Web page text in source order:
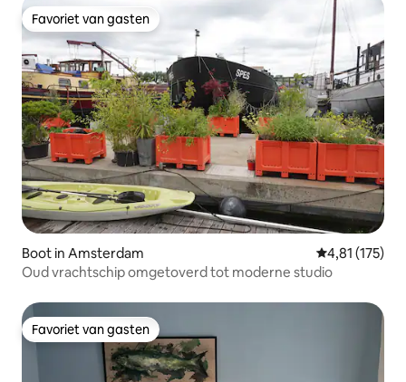
Favoriet van gasten
Favoriet van gasten
Boot in Amsterdam Gemiddelde
4,81 (175)
Oud vrachtschip omgetoverd tot moderne studio
Favoriet van gasten
Favoriet van gasten